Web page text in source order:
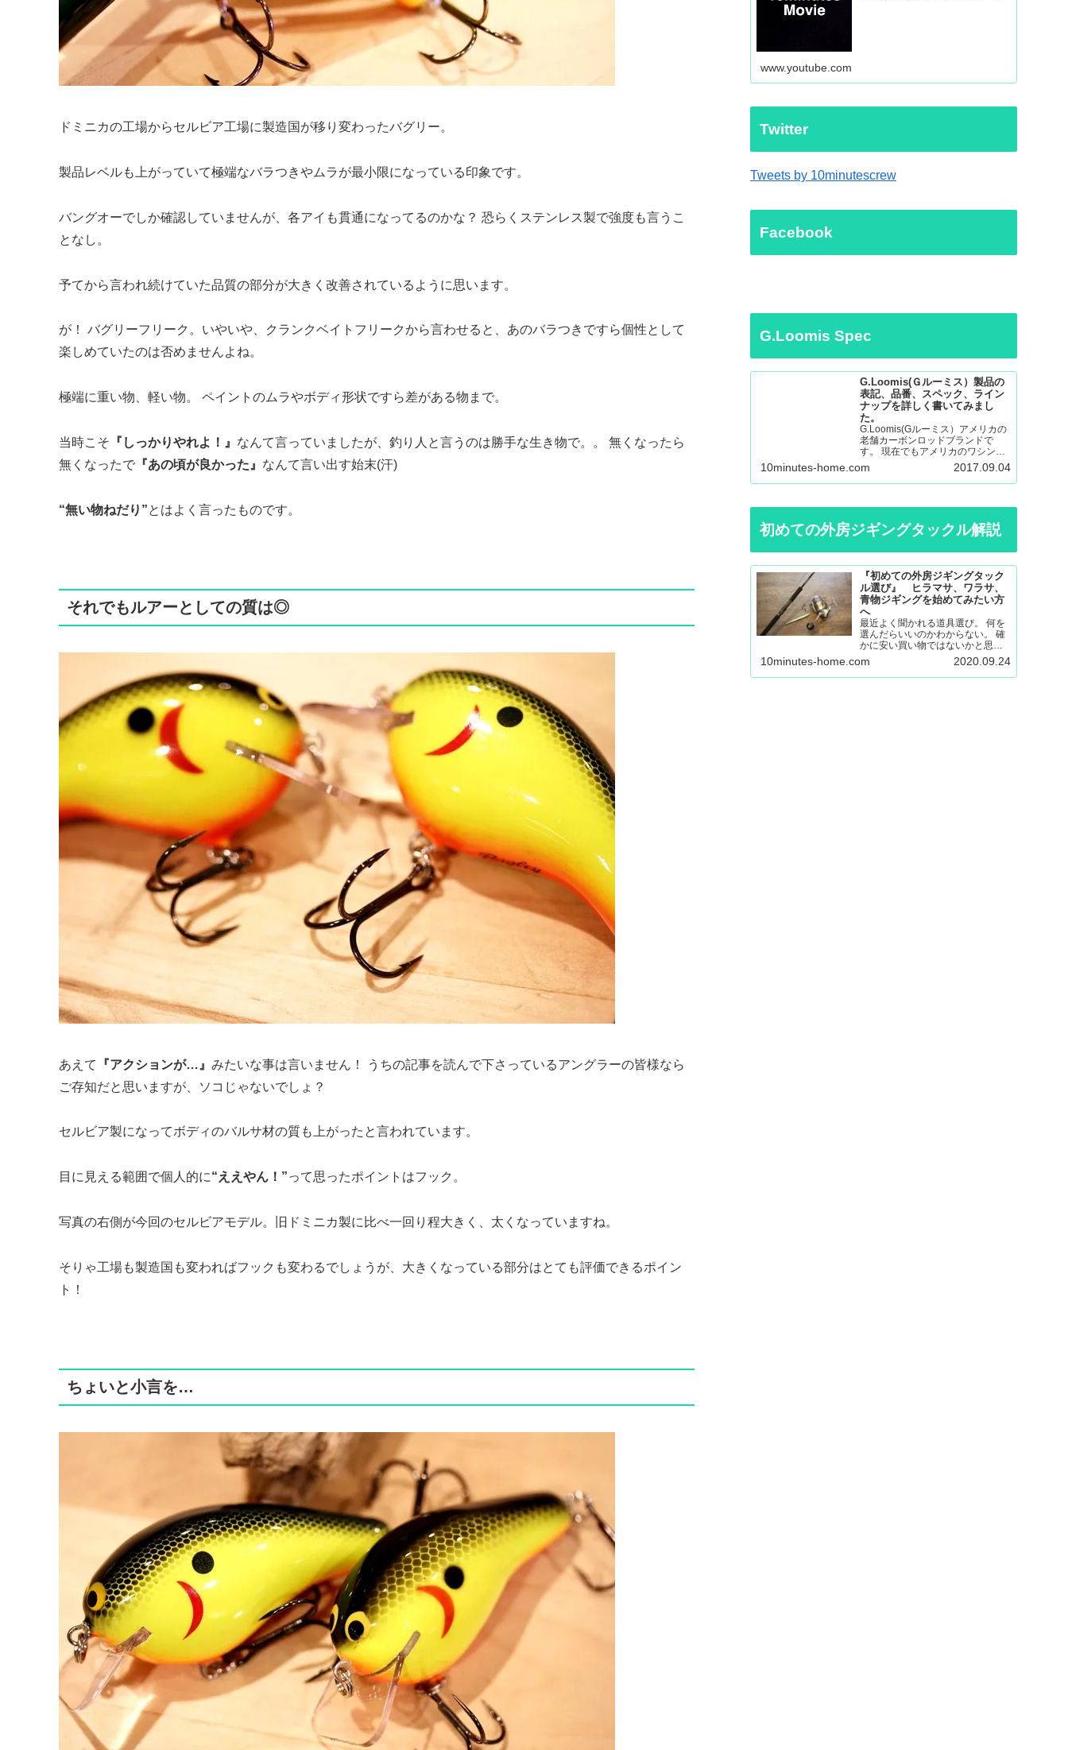
ドミニカの工場からセルビア工場に製造国が移り変わったバグリー。
製品レベルも上がっていて極端なバラつきやムラが最小限になっている印象です。
バングオーでしか確認していませんが、各アイも貫通になってるのかな？ 恐らくステンレス製で強度も言うこ
となし。
予てから言われ続けていた品質の部分が大きく改善されているように思います。
が！ バグリーフリーク。いやいや、クランクベイトフリークから言わせると、あのバラつきですら個性として
楽しめていたのは否めませんよね。
極端に重い物、軽い物。 ペイントのムラやボディ形状ですら差がある物まで。
当時こそ 『しっかりやれよ！』 なんて言っていましたが、釣り人と言うのは勝手な生き物で。。 無くなったら
無くなったで 『あの頃が良かった』 なんて言い出す始末(汗)
“無い物ねだり”とはよく言ったものです。
それでもルアーとしての質は◎
あえて 『アクションが…』 みたいな事は言いません！ うちの記事を読んで下さっているアングラーの皆様なら
ご存知だと思いますが、ソコじゃないでしょ？
セルビア製になってボディのバルサ材の質も上がったと言われています。
目に見える範囲で個人的に“ええやん！”って思ったポイントはフック。
写真の右側が今回のセルビアモデル。旧ドミニカ製に比べ一回り程大きく、太くなっていますね。
そりゃ工場も製造国も変わればフックも変わるでしょうが、大きくなっている部分はとても評価できるポイン
ト！
ちょいと小言を…
www.youtube.com
Twitter
Tweets by 10minutescrew
Facebook
G.Loomis Spec
G.Loomis(Ｇルーミス）製品の
表記、品番、スペック、ライン
ナップを詳しく書いてみまし
た。
G.Loomis(Gルーミス）アメリカの
老舗カーボンロッドブランドで
す。 現在でもアメリカのワシント
ン州の工場で生産されているmade
in ＵＳＡのロッドになります。 フ
ライロッド、バスロッド、、サー
ウォール…
10minutes-home.com 2017.09.04
初めての外房ジギングタックル解説
『初めての外房ジギングタック
ル選び』 ヒラマサ、ワラサ、
青物ジギングを始めてみたい方
へ
最近よく聞かれる道具選び。 何を
選んだらいいのかわからない。 確
かに安い買い物ではないかと思い
ますので不安も大きいと思いま
す。 調べても色々な意見があると
思うので更に悩んでしまったり。
10minutes-home.com 2020.09.24